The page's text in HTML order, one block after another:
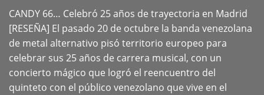
CANDY 66… Celebró 25 años de trayectoria en Madrid
[RESEÑA] El pasado 20 de octubre la banda venezolana
de metal alternativo pisó territorio europeo para
celebrar sus 25 años de carrera musical, con un
concierto mágico que logró el reencuentro del
quinteto con el público venezolano que vive en el
+